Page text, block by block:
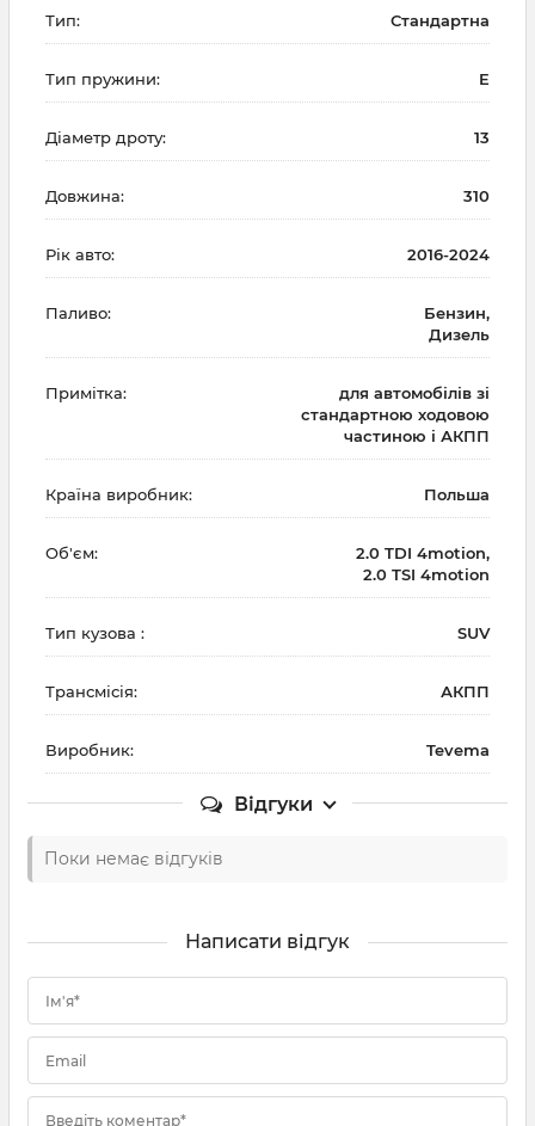
Тип: Стандартна
Тип пружини: E
Діаметр дроту: 13
Довжина: 310
Рік авто: 2016-2024
Паливо:
Бензин,
Дизель
Примітка:
для автомобілів зі
стандартною ходовою
частиною і АКПП
Країна виробник: Польша
Об'єм:
2.0 TDI 4motion,
2.0 TSI 4motion
Тип кузова : SUV
Трансмісія: АКПП
Виробник: Tevema
Відгуки
Поки немає відгуків
Написати відгук
Ім'я*
Email
Введіть коментар*